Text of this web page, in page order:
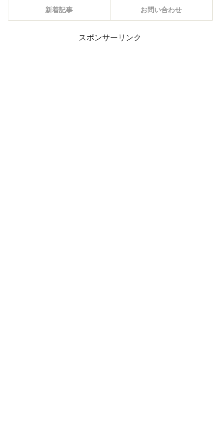
新着記事 お問い合わせ
スポンサーリンク